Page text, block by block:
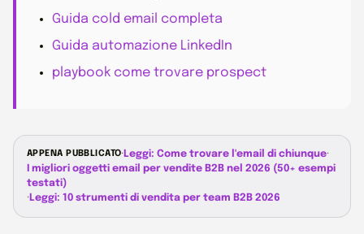
Guida cold email completa
Guida automazione LinkedIn
playbook come trovare prospect
APPENA PUBBLICATO·Leggi: Come trovare l'email di chiunque·
I migliori oggetti email per vendite B2B nel 2026 (50+ esempi
testati)
·Leggi: 10 strumenti di vendita per team B2B 2026